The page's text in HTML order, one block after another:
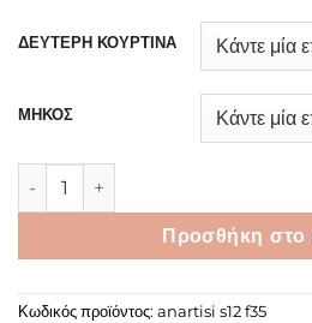
ΔΕΥΤΕΡΗ ΚΟΥΡΤΙΝΑ
ΜΗΚΟΣ
S12 Φ35 ποσότητα
Προσθήκη στο
Κωδικός προϊόντος: anartisi s12 f35